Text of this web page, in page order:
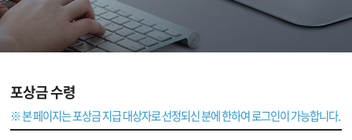
안심신고·자문센터
포상금 수령
※ 본 페이지는 포상금 지급 대상자로 선정되신 분에 한하여 로그인이 가능합니다.